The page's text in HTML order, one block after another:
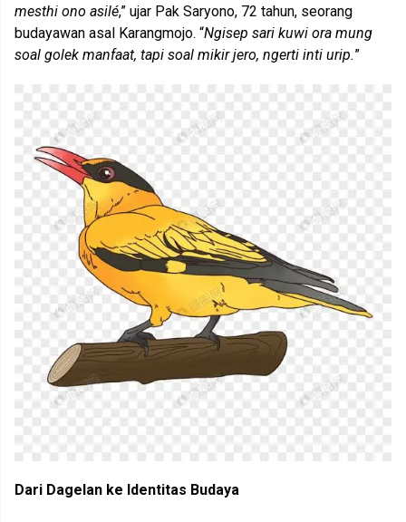
mesthi ono asilé,” ujar Pak Saryono, 72 tahun, seorang
budayawan asal Karangmojo. “Ngisep sari kuwi ora mung
soal golek manfaat, tapi soal mikir jero, ngerti inti urip.”
Dari Dagelan ke Identitas Budaya